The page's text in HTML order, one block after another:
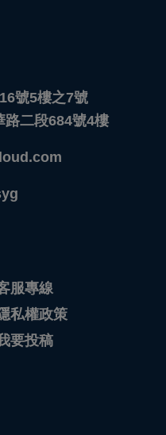
號5樓之7號
路二段684號4樓
服專線
私權政策
要投稿